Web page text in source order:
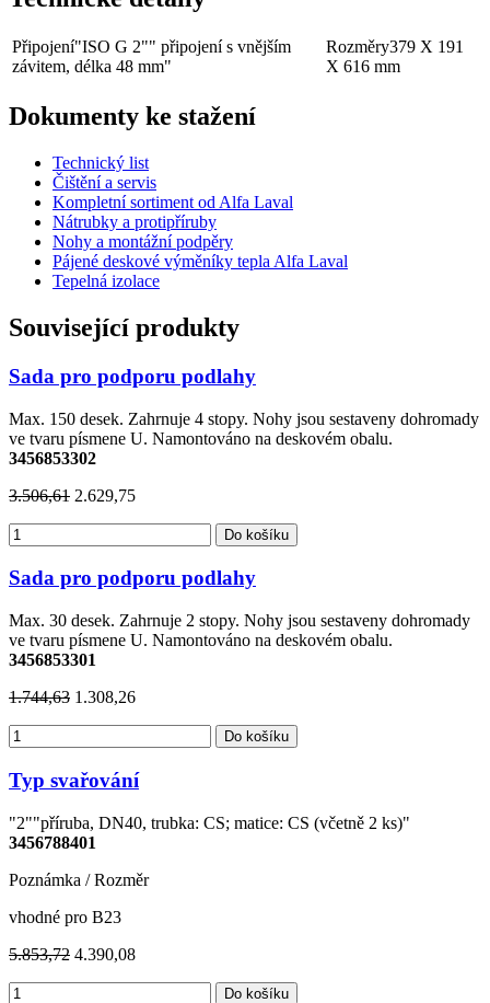
Připojení"ISO G 2"" připojení s vnějším
závitem, délka 48 mm"
Rozměry379 X 191
X 616 mm
Dokumenty ke stažení
Technický list
Čištění a servis
Kompletní sortiment od Alfa Laval
Nátrubky a protipříruby
Nohy a montážní podpěry
Pájené deskové výměníky tepla Alfa Laval
Tepelná izolace
Související produkty
Sada pro podporu podlahy
Max. 150 desek. Zahrnuje 4 stopy. Nohy jsou sestaveny dohromady
ve tvaru písmene U. Namontováno na deskovém obalu.
3456853302
3.506,61 2.629,75
Do košíku
Sada pro podporu podlahy
Max. 30 desek. Zahrnuje 2 stopy. Nohy jsou sestaveny dohromady
ve tvaru písmene U. Namontováno na deskovém obalu.
3456853301
1.744,63 1.308,26
Do košíku
Typ svařování
"2""příruba, DN40, trubka: CS; matice: CS (včetně 2 ks)"
3456788401
Poznámka / Rozměr
vhodné pro B23
5.853,72 4.390,08
Do košíku